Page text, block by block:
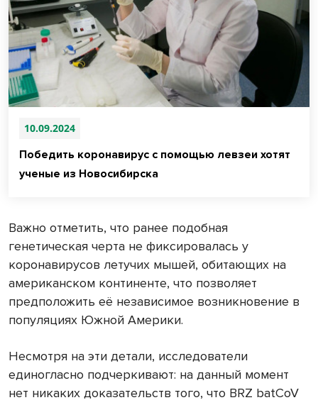
10.09.2024
Победить коронавирус с помощью левзеи хотят
ученые из Новосибирска
Важно отметить, что ранее подобная
генетическая черта не фиксировалась у
коронавирусов летучих мышей, обитающих на
американском континенте, что позволяет
предположить её независимое возникновение в
популяциях Южной Америки.
Несмотря на эти детали, исследователи
единогласно подчеркивают: на данный момент
нет никаких доказательств того, что BRZ batCoV